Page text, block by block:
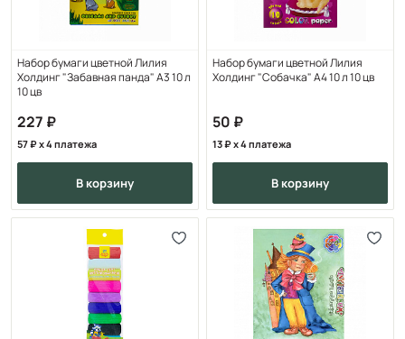
Набор бумаги цветной Лилия
Холдинг "Забавная панда" А3 10 л
10 цв
227
57 x 4 платежа
в корзину
Набор бумаги цветной Лилия
Холдинг "Собачка" А4 10 л 10 цв
50
13 x 4 платежа
в корзину